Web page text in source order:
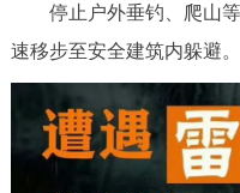
市领导
政策兑现
停止户外垂钓、爬山
速移步至安全建筑内躲避。